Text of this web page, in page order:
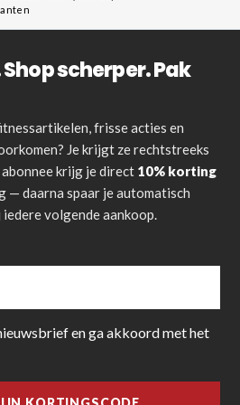
scherper. Pak
frisse acties en
Je krijgt ze rechtstreeks
krijg je direct 10% korting
— daarna spaar je automatisch
iedere volgende aankoop.
en ga akkoord met het